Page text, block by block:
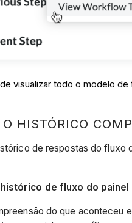
visualizar todo o modelo
HISTÓRICO
de respostas do fluxo
de fluxo do painel
do que aconteceu